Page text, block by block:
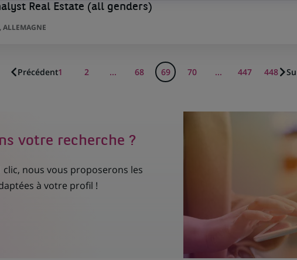
Real Estate (all genders)
ALLEMAGNE
Précédent1 2 ... 68 69 70 ... 447 448
votre recherche ?
clic, nous vous proposerons les
à votre profil !